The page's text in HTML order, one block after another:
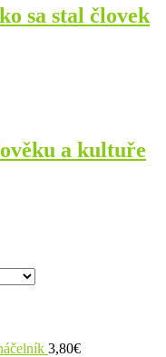
sa stal človek
a kultuře
3,80€